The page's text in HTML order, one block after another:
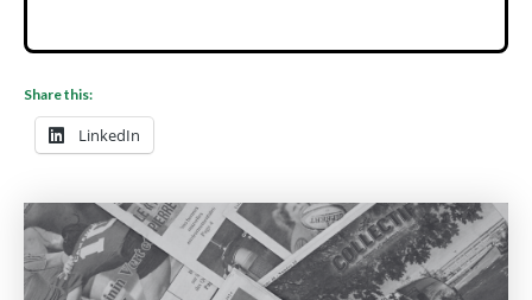
Share this:
LinkedIn